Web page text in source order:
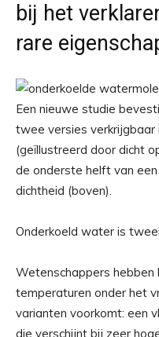
bij het
rare
Een nieuwe studie
twee versies verkrijgbaar
(geïllustreerd door dicht
de onderste helft van
dichtheid (boven).
Onderkoeld water is
Wetenschappers
temperaturen onder het
varianten voorkomt: een
die verschijnt bij zeer